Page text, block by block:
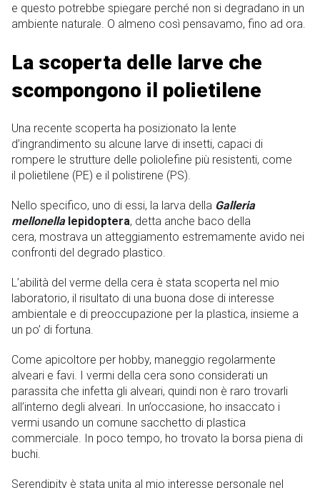
e questo potrebbe spiegare perché non si degradano in un
ambiente naturale. O almeno così pensavamo, fino ad ora.
La scoperta delle larve che
scompongono il polietilene
Una recente scoperta ha posizionato la lente
d’ingrandimento su alcune larve di insetti, capaci di
rompere le strutture delle poliolefine più resistenti, come
il polietilene (PE) e il polistirene (PS).
Nello specifico, uno di essi, la larva della Galleria
mellonellalepidoptera, detta anche baco della
cera, mostrava un atteggiamento estremamente avido nei
confronti del degrado plastico.
L’abilità del verme della cera è stata scoperta nel mio
laboratorio, il risultato di una buona dose di interesse
ambientale e di preoccupazione per la plastica, insieme a
un po’ di fortuna.
Come apicoltore per hobby, maneggio regolarmente
alveari e favi. I vermi della cera sono considerati un
parassita che infetta gli alveari, quindi non è raro trovarli
all’interno degli alveari. In un’occasione, ho insaccato i
vermi usando un comune sacchetto di plastica
commerciale. In poco tempo, ho trovato la borsa piena di
buchi.
Serendipity è stata unita al mio interesse personale nel